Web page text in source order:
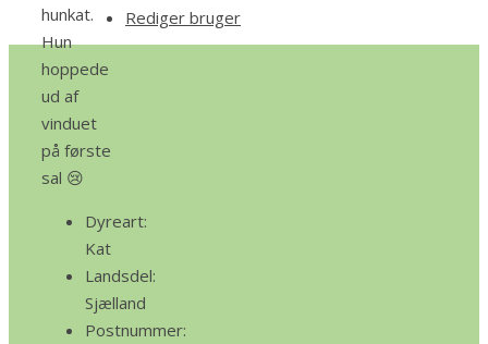
hunkat.
Hun
hoppede
ud af
vinduet
på første
sal 😢
Dyreart:
Kat
Landsdel:
Sjælland
Postnummer:
Rediger bruger